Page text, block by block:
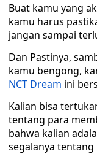
Buat kamu yang
kamu harus
jangan sampai
Dan Pastinya,
kamu bengong,
NCT Dream ini
Kalian bisa
tentang para
bahwa kalian
segalanya tentang